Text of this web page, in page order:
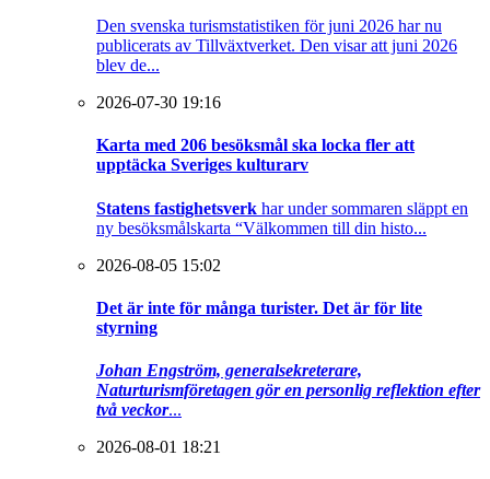
Den svenska turismstatistiken för juni 2026 har nu
publicerats av Tillväxtverket. Den visar att juni 2026
blev de...
2026-07-30 19:16
Karta med 206 besöksmål ska locka fler att
upptäcka Sveriges kulturarv
Statens fastighetsverk har under sommaren släppt en
ny besöksmålskarta “Välkommen till din histo...
2026-08-05 15:02
Det är inte för många turister. Det är för lite
styrning
Johan Engström, generalsekreterare,
Naturturismföretagen gör en personlig reflektion efter
två veckor...
2026-08-01 18:21